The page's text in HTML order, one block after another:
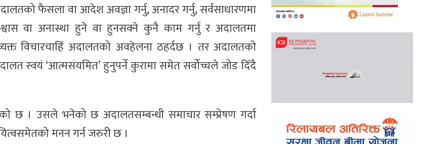
फैसला वा आदेश अवज्ञा गर्नु, अनादर गर्नु, सर्वसाधारणमा
वा अनास्था हुने वा हुनसक्ने कुनै काम गर्नु र अदालतमा
व्यक्त विचारचाहिँ अदालतको अवहेलना ठहर्दछ । तर अदालतको
स्वयं ‘आत्मसंयमित’ हुनुपर्ने कुरामा समेत सर्वोच्चले जोड दिँदै
छ । उसले भनेको छ अदालतसम्बन्धी समाचार सम्प्रेषण गर्दा
मनन गर्न जरुरी छ ।